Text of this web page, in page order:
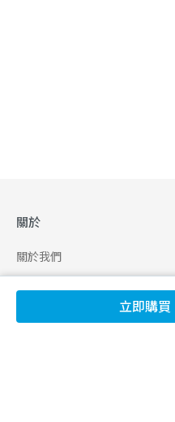
立即購買
關於
關於我們
合作申請